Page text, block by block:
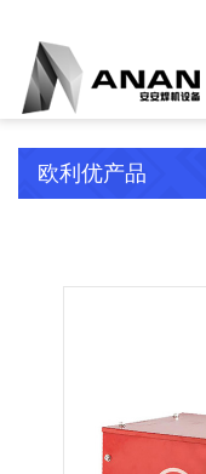
关于我们
公司简介
企业文化
合作伙伴
产品中心
逆变焊机工具箱
面罩系列
渣锤系列
欧利优产品
智能冷却水箱
欧利优产品